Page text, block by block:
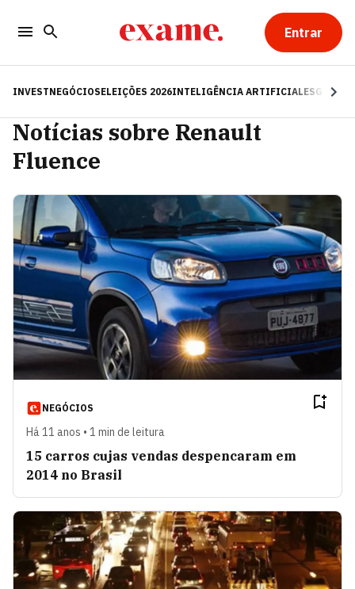
Entrar
INVESTNEGÓCIOSELEIÇÕES 2026INTELIGÊNCIA ARTIFICIALESG
Notícias sobre Renault
Fluence
NEGÓCIOS
Há 11 anos • 1 min de leitura
15 carros cujas vendas despencaram em
2014 no Brasil